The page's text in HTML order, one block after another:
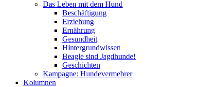
Das Leben mit dem Hund
Beschäftigung
Erziehung
Ernährung
Gesundheit
Hintergrundwissen
Beagle sind Jagdhunde!
Geschichten
Kampagne: Hundevermehrer
Kolumnen